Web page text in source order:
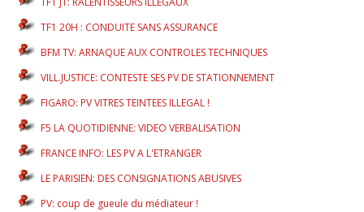
TF1 20H : CONDUITE SANS ASSURANCE
BFM TV: ARNAQUE AUX CONTROLES TECHNIQUES
VILL.JUSTICE: CONTESTE SES PV DE STATIONNEMENT
FIGARO: PV VITRES TEINTEES ILLEGAL !
F5 LA QUOTIDIENNE: VIDEO VERBALISATION
FRANCE INFO: LES PV A L'ETRANGER
LE PARISIEN: DES CONSIGNATIONS ABUSIVES
PV: coup de gueule du médiateur !